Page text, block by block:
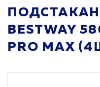
BESTWAY
PRO MAX